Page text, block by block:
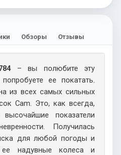
Обзоры Отзывы
– вы полюбите эту
ее покатать.
из всех самых сильных
Cam. Это, как всегда,
показатели
Получилась
для любой погоды и
надувные колеса и